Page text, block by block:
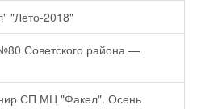
"Лето-2018"
Советского района —
СП МЦ "Факел". Осень